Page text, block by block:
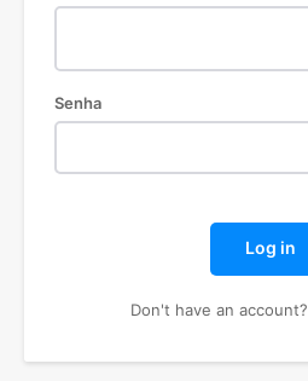
Senha
Log in
Don't have an account?